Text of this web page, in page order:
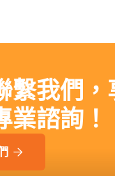
繫我們，
業諮詢！
